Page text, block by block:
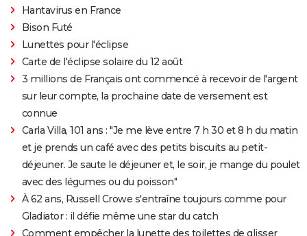
Hantavirus en France
Bison Futé
Lunettes pour l'éclipse
Carte de l'éclipse solaire du 12 août
3 millions de Français ont commencé à recevoir de l'argent
sur leur compte, la prochaine date de versement est
connue
Carla Villa, 101 ans : "Je me lève entre 7 h 30 et 8 h du matin
et je prends un café avec des petits biscuits au petit-
déjeuner. Je saute le déjeuner et, le soir, je mange du poulet
avec des légumes ou du poisson"
À 62 ans, Russell Crowe s'entraîne toujours comme pour
Gladiator : il défie même une star du catch
Comment empêcher la lunette des toilettes de glisser